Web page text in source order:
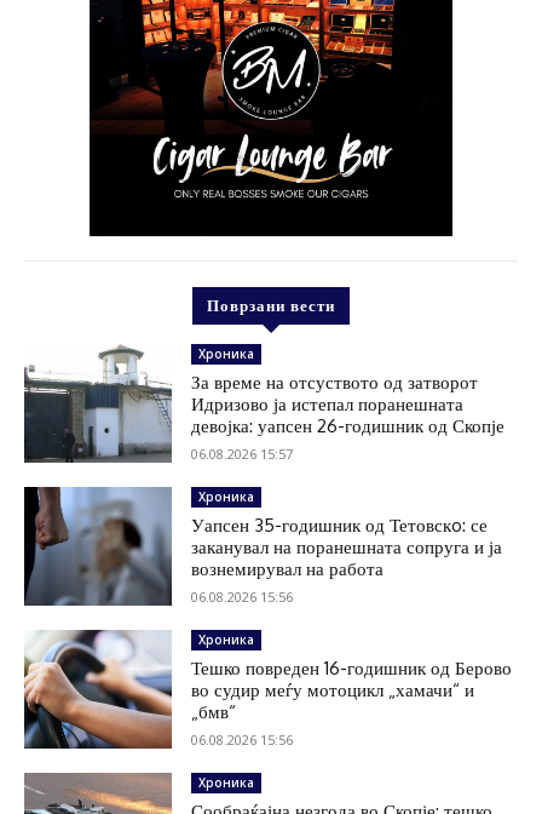
Поврзани вести
Хроника
За време на отсуството од затворот
Идризово ја истепал поранешната
девојка: уапсен 26-годишник од Скопје
06.08.2026 15:57
Хроника
Уапсен 35-годишник од Тетовскo: се
заканувал на поранешната сопруга и ја
вознемирувал на работа
06.08.2026 15:56
Хроника
Тешко повреден 16-годишник од Берово
во судир меѓу мотоцикл „хамачи“ и
„бмв“
06.08.2026 15:56
Хроника